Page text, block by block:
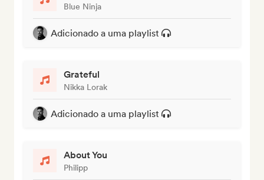
Blue Ninja
Adicionado a uma playlist
Grateful
Nikka Lorak
Adicionado a uma playlist
About You
Philipp